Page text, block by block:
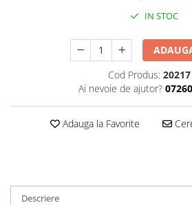
IN STOC
Cod Produs: 20217
Ai nevoie de ajutor?
Adauga la Favorite
Descriere